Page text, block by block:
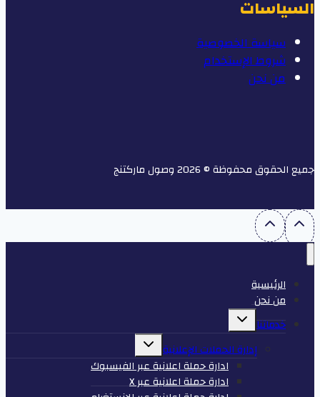
السياسات
سياسة الخصوصية
شروط الإستخدام
من نحن
جميع الحقوق محفوظة © 2026 وصول ماركتنج
الرئيسية
من نحن
خدماتنا
تبديل
إدارة الحملات الإعلانية
تبديل
الفرعية
ادارة حملة اعلانية عبر الفيسبوك
ادارة حملة اعلانية عبر X